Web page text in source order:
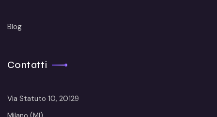
Blog
Contatti
Via Statuto 10, 20129